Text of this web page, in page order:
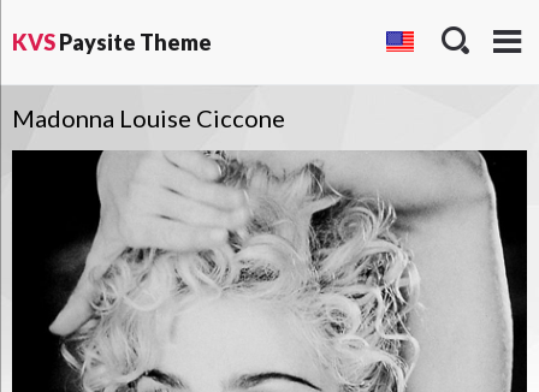
KVSPaysite Theme
Madonna Louise Ciccone